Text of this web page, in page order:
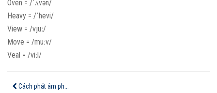
Oven = /ˈʌvən/
Heavy = /ˈhevi/
View = /vjuː/
Move = /muːv/
Veal = /viːl/
Cách phát âm ph...